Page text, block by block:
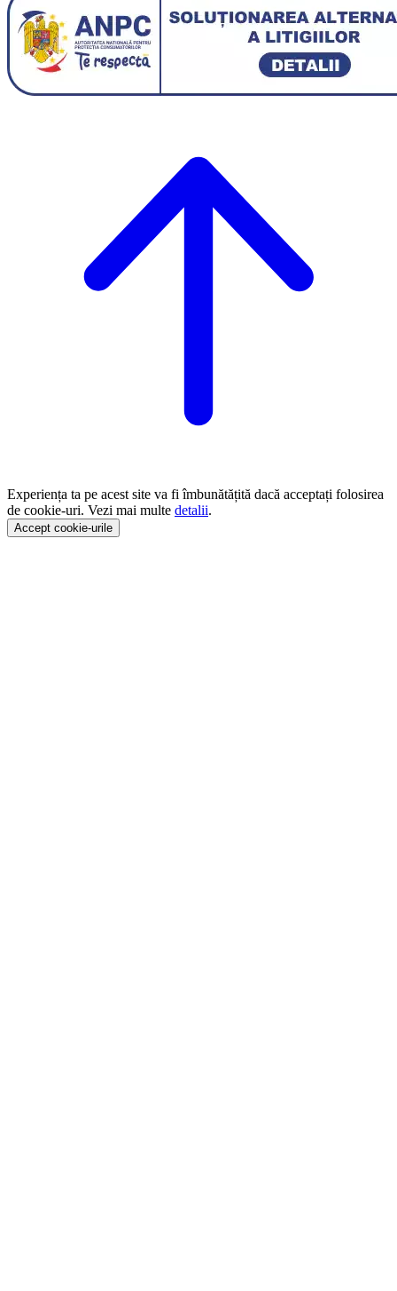
Experiența ta pe acest site va fi îmbunătățită dacă acceptați folosirea
de cookie-uri. Vezi mai multe detalii.
Accept cookie-urile